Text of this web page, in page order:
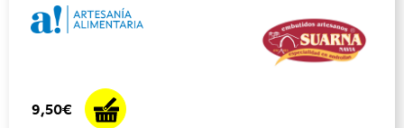
9,50€